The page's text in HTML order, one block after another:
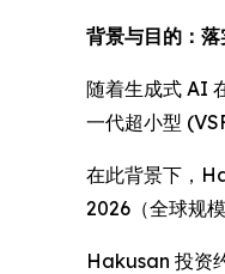
背景与目的：
随着生成式 AI
一代超小型
在此背景下，
2026（全球规
Hakusan 投资